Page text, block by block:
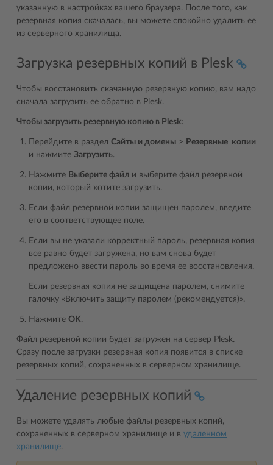
указанную в настройках вашего браузера. После того, как
резервная копия скачалась, вы можете спокойно удалить ее
из серверного хранилища.
Загрузка резервных копий в Plesk
Чтобы восстановить скачанную резервную копию, вам надо
сначала загрузить ее обратно в Plesk.
Чтобы загрузить резервную копию в Plesk:
Перейдите в раздел Сайты и домены > Резервные копии
и нажмите Загрузить.
Нажмите Выберите файл и выберите файл резервной
копии, который хотите загрузить.
Если файл резервной копии защищен паролем, введите
его в соответствующее поле.
Если вы не указали корректный пароль, резервная копия
все равно будет загружена, но вам снова будет
предложено ввести пароль во время ее восстановления.
Если резервная копия не защищена паролем, снимите
галочку «Включить защиту паролем (рекомендуется)».
Нажмите OK.
Файл резервной копии будет загружен на сервер Plesk.
Сразу после загрузки резервная копия появится в списке
резервных копий, сохраненных в серверном хранилище.
Удаление резервных копий
Вы можете удалять любые файлы резервных копий,
сохраненных в серверном хранилище и в удаленном
хранилище.